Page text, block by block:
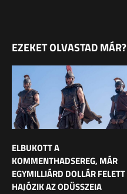
EZEKET OLVASTAD MÁR?
ELBUKOTT A
KOMMENTHADSEREG, MÁR
EGYMILLIÁRD DOLLÁR FELETT
HAJÓZIK AZ ODÜSSZEIA